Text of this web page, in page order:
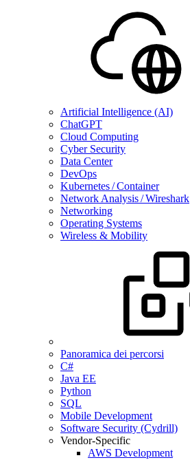
Artificial Intelligence (AI)
ChatGPT
Cloud Computing
Cyber Security
Data Center
DevOps
Kubernetes / Container
Network Analysis / Wireshark
Networking
Operating Systems
Wireless & Mobility
Panoramica dei percorsi
C#
Java EE
Python
SQL
Mobile Development
Software Security (Cydrill)
Vendor-Specific
AWS Development